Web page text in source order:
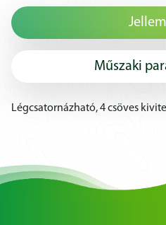
Műszaki
Légcsatornázható, 4 csöves